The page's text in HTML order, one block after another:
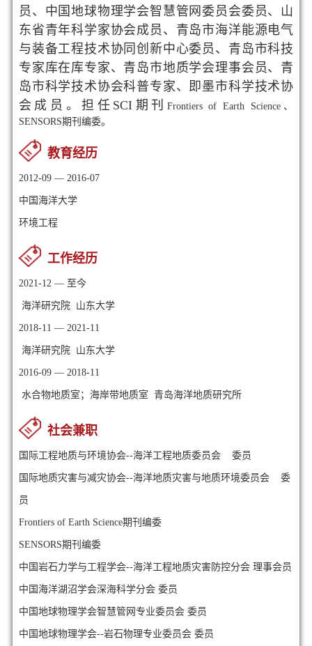
员、中国地球物理学会智慧管网委员会委员、 山
东省青年科学家协会成员、 青岛市海洋能源电气
与 装备工程技术协同创新中心委员、青岛市科技
专家库在库专家、青岛市地质学会理事会员、青
岛市科学技术协会科普专家、即墨市科学技术协
会成员。担任SCI期刊
Frontiers of Earth Science、
SENSORS期刊编委。
教育经历
2012-09 — 2016-07
中国海洋大学
环境工程
工作经历
2021-12 — 至今
海洋研究院 山东大学
2018-11 — 2021-11
海洋研究院 山东大学
2016-09 — 2018-11
水合物地质室；海岸带地质室 青岛海洋地质研究所
社会兼职
国际工程地质与环境协会--海洋工程地质委员会 委员
国际地质灾害与减灾协会--海洋地质灾害与地质环境委员会 委
员
Frontiers of Earth Science期刊编委
SENSORS期刊编委
中国岩石力学与工程学会--海洋工程地质灾害防控分会 理事会员
中国海洋湖沼学会深海科学分会 委员
中国地球物理学会智慧管网专业委员会 委员
中国地球物理学会--岩石物理专业委员会 委员